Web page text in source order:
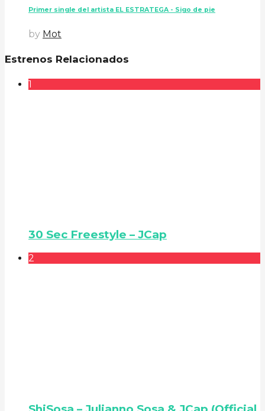
Primer single del artista EL ESTRATEGA - Sigo de pie
by Mot
Estrenos Relacionados
1
30 Sec Freestyle – JCap
2